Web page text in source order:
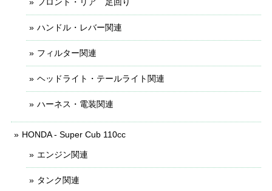
ハンドル・レバー関連
フィルター関連
ヘッドライト・テールライト関連
ハーネス・電装関連
HONDA - Super Cub 110cc
エンジン関連
タンク関連